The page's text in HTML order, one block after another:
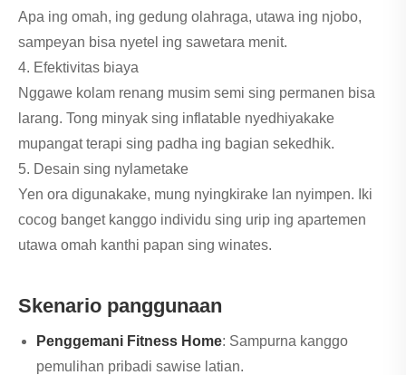
Apa ing omah, ing gedung olahraga, utawa ing njobo,
sampeyan bisa nyetel ing sawetara menit.
4. Efektivitas biaya
Nggawe kolam renang musim semi sing permanen bisa
larang. Tong minyak sing inflatable nyedhiyakake
mupangat terapi sing padha ing bagian sekedhik.
5. Desain sing nylametake
Yen ora digunakake, mung nyingkirake lan nyimpen. Iki
cocog banget kanggo individu sing urip ing apartemen
utawa omah kanthi papan sing winates.
Skenario panggunaan
Penggemani Fitness Home: Sampurna kanggo
pemulihan pribadi sawise latian.